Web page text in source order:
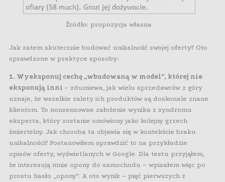
Źródło: propozycja własna
Jak zatem skutecznie budować unikalność swojej oferty? Oto
sprawdzone w praktyce sposoby:
1. Wyeksponuj cechę „wbudowaną w model”, której nie
eksponują inni – zdumiewa, jak wielu sprzedawców z góry
uznaje, że wszelkie zalety ich produktów są doskonale znane
klientom. To nonsensowne założenie wynika z syndromu
eksperta, który zostanie omówiony jako kolejny grzech
śmiertelny. Jak choroba ta objawia się w kontekście braku
unikalności? Postanowiłem sprawdzić to na przykładzie
opisów oferty, wyświetlanych w Google. Dla testu przyjąłem,
że interesują mnie opony do samochodu – wpisałem więc po
prostu hasło „opony”. A oto wynik – pięć pierwszych z